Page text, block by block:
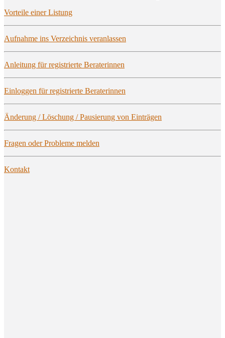
Vor­tei­le einer Listung
Auf­nah­me ins Ver­zeich­nis veranlassen
Anlei­tung für regis­trier­te Beraterinnen
Ein­log­gen für regis­trier­te Beraterinnen
Ände­rung / Löschung / Pau­sie­rung von Einträgen
Fra­gen oder Pro­ble­me melden
Kon­takt